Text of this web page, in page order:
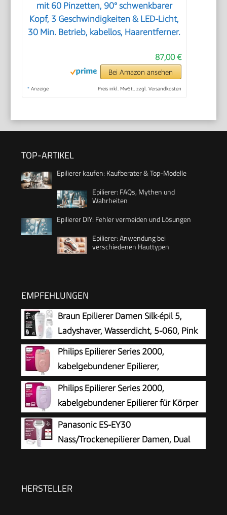
mit 60 Pinzetten, 90° schwenkbarer
Kopf, 3 Geschwindigkeiten & LED-Licht,
30 Min. Betrieb, kabellos, Haarentferner.
87,00 €
Bei Amazon ansehen
* Anzeige Preis inkl. MwSt., zzgl. Versandkosten
TOP-ARTIKEL
Epilierer kaufen: Kaufberater & Top-Modelle
Epilierer: FAQs, Mythen und
Wahrheiten
Epilierer DIY: Fehler vermeiden und Lösungen
Epilierer: Anwendung bei
verschiedenen Hauttypen
EMPFEHLUNGEN
Braun Epilierer Damen Silk·épil 5,
Ladyshaver, Wasserdicht, 5-060, Pink
Philips Epilierer Series 2000,
kabelgebundener Epilierer,
Haarentfernungsgerät, Modell
BRE229/00, Schwarz
Philips Epilierer Series 2000,
kabelgebundener Epilierer für Körper
und empfindliche Bereiche, epilieren
und rasieren, Haarentferner für Damen, Modell
BRE237/00
Panasonic ES-EY30
Nass/Trockenepilierer Damen, Dual
Licht, 30 Min. Betrieb, kabellos, Haarentferner.
HERSTELLER